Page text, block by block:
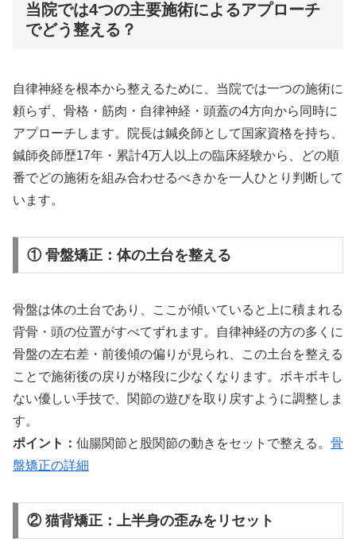
当院では4つの主要施術によるアプローチ
でどう整える？
自律神経を根本から整えるために、当院では一つの施術に
頼らず、骨格・筋肉・自律神経・頭蓋の4方向から同時に
アプローチします。院長は鍼灸師として国家資格を持ち、
鍼師灸師歴17年・累計4万人以上の臨床経験から、どの順
番でどの施術を組み合わせるべきかを一人ひとり判断して
います。
① 骨盤矯正：体の土台を整える
骨盤は体の土台であり、ここが傾いていると上に積まれる
背骨・頭の位置がすべてずれます。自律神経の方の多くに
骨盤の左右差・前後傾の偏りが見られ、この土台を整える
ことで施術後の戻りが格段に少なくなります。ボキボキし
ない優しい手技で、関節の遊びを取り戻すように調整しま
す。
ポイント： 仙腸関節と股関節の動きをセットで整える。 骨
盤矯正の詳細
② 猫背矯正：上半身の歪みをリセット